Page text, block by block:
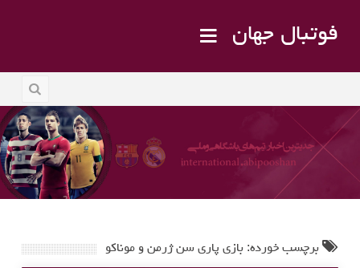
فوتبال جهان
برچسب خورده: بازی پاری سن ژرمن و موناکو